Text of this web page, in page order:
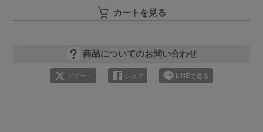
カートを見る
商品についてのお問い合わせ
ツイート シェア LINEで送る